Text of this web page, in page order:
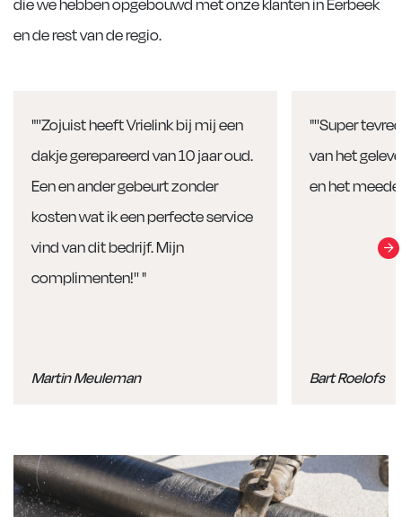
en de rest van de regio.
"''Zojuist heeft Vrielink bij mij een
dakje gerepareerd van 10 jaar oud.
Een en ander gebeurt zonder
kosten wat ik een perfecte service
vind van dit bedrijf. Mijn
complimenten!'' "
Martin Meuleman
"''Super
van het
en het
Bart Roelofs